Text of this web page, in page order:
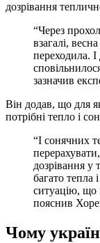
дозрівання
“Через
взагалі,
переходила. І
зазначив
Він додав, що для
потрібні тепло і
“І сонячних
дозрівання у
багато тепла
ситуацію, що
пояснив
Чому